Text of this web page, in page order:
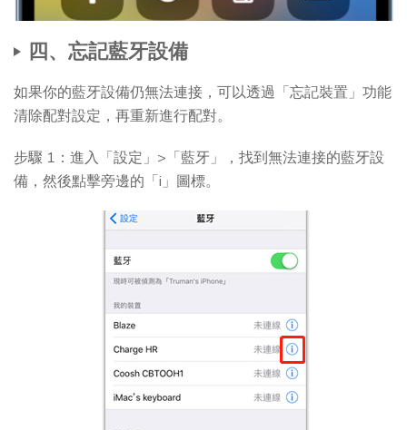
四、忘記藍牙設備
如果你的藍牙設備仍無法連接，可以透過「忘記裝置」功能
清除配對設定，再重新進行配對。
步驟 1：進入「設定」>「藍牙」，找到無法連接的藍牙設
備，然後點擊旁邊的「i」圖標。